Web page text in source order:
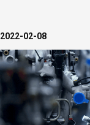
2022-02-08